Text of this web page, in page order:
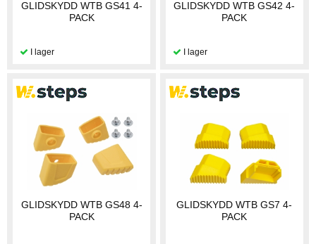
GLIDSKYDD WTB GS41 4-
PACK
GLIDSKYDD WTB GS42 4-
PACK
GLIDSKYDD WTB GS48 4-
PACK
GLIDSKYDD WTB GS7 4-
PACK